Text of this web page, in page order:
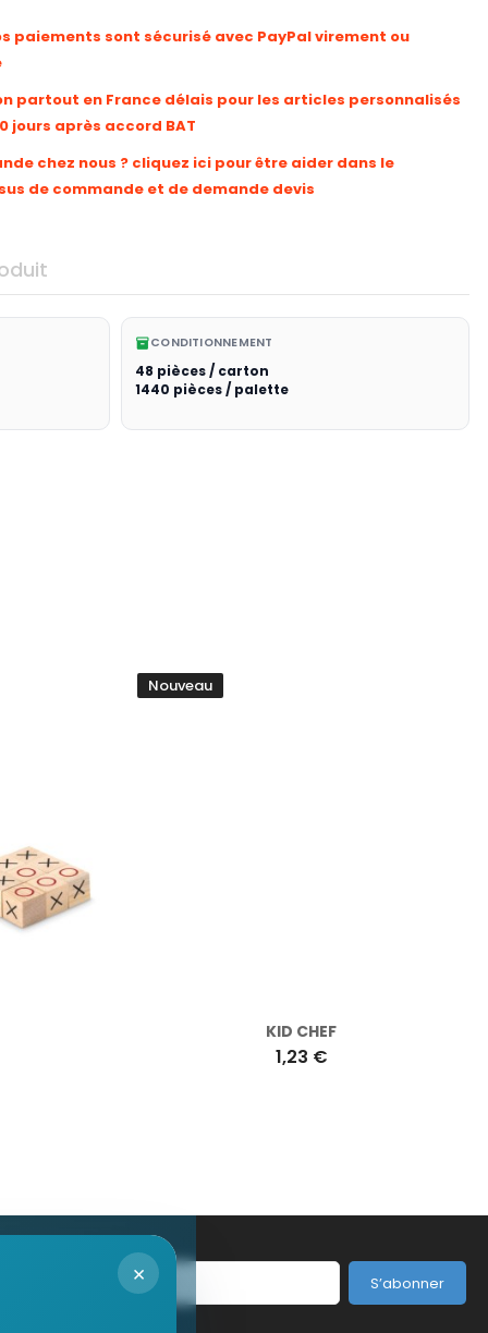
paiements sont sécurisé avec PayPal virement ou
partout en France délais pour les articles personnalisés
jours après accord BAT
chez nous ? cliquez ici pour être aider dans le
de commande et de demande devis
inventory_2CONDITIONNEMENT
48 pièces / carton
1440 pièces / palette
Nouveau
× S’abonner